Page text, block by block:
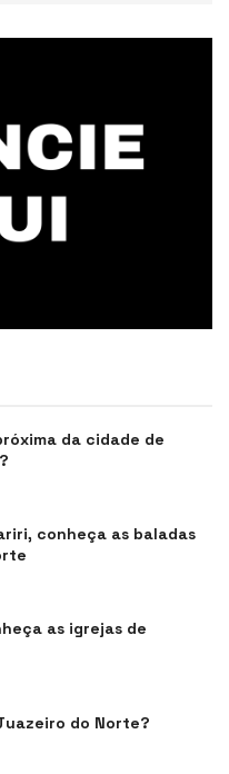
da cidade de
conheça as baladas
as igrejas de
do Norte?